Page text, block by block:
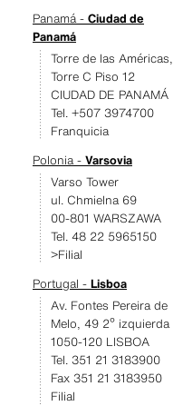
Panamá - Ciudad de
Panamá
Torre de las Américas,
Torre C Piso 12
CIUDAD DE PANAMÁ
Tel. +507 3974700
Franquicia
Polonia - Varsovia
Varso Tower
ul. Chmielna 69
00-801 WARSZAWA
Tel. 48 22 5965150
>Filial
Portugal - Lisboa
Av. Fontes Pereira de
Melo, 49 2º izquierda
1050-120 LISBOA
Tel. 351 21 3183900
Fax 351 21 3183950
Filial